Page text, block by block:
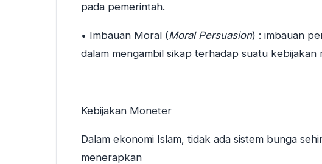
pada pemerintah.
• Imbauan Moral (Moral Persuasion) : imbauan
dalam mengambil sikap terhadap suatu kebijakan
Kebijakan Moneter
Dalam ekonomi Islam, tidak ada sistem bunga
menerapkan